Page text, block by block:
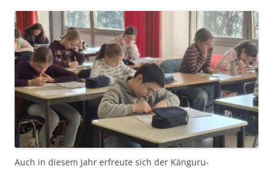
Auch in diesem Jahr erfreute sich der Känguru-